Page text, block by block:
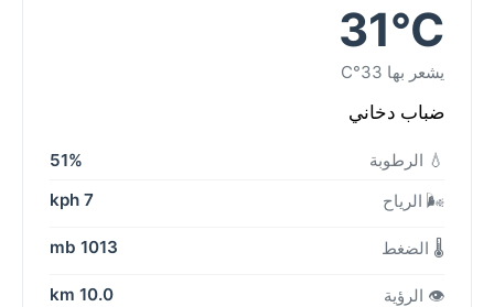
31°C
يشعر بها 33°C
ضباب دخاني
💧 الرطوبة
51%
🌬️ الرياح
7 kph
🌡️ الضغط 1013 mb
👁️ الرؤية 10.0 km